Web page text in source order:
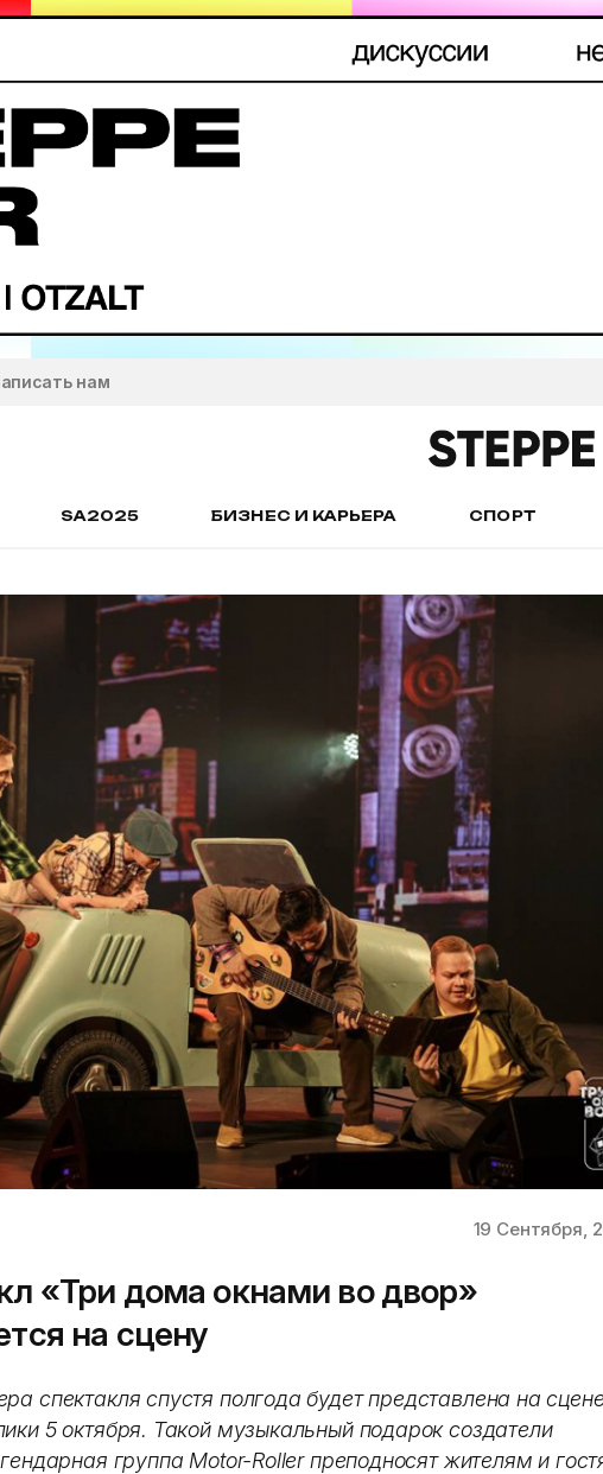
нам
SA2025 БИЗНЕС И КАРЬЕРА СПОРТ
19 Сентября,
«Три дома окнами во двор»
на сцену
спектакля спустя полгода будет представлена на сцене
5 октября. Такой музыкальный подарок создатели
группа Motor-Roller преподносят жителям и